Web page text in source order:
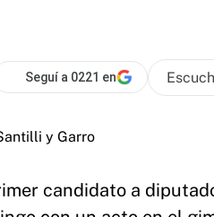
Seguí a 0221 en
candidato a